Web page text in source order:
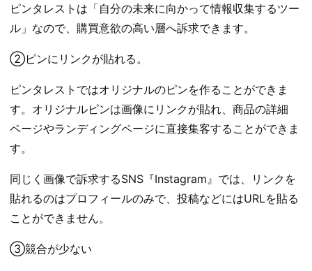
ピンタレストは「自分の未来に向かって情報収集するツー
ル」なので、購買意欲の高い層へ訴求できます。
②ピンにリンクが貼れる。
ピンタレストではオリジナルのピンを作ることができま
す。オリジナルピンは画像にリンクが貼れ、商品の詳細
ページやランディングページに直接集客することができま
す。
同じく画像で訴求するSNS『Instagram』では、リンクを
貼れるのはプロフィールのみで、投稿などにはURLを貼る
ことができません。
③競合が少ない